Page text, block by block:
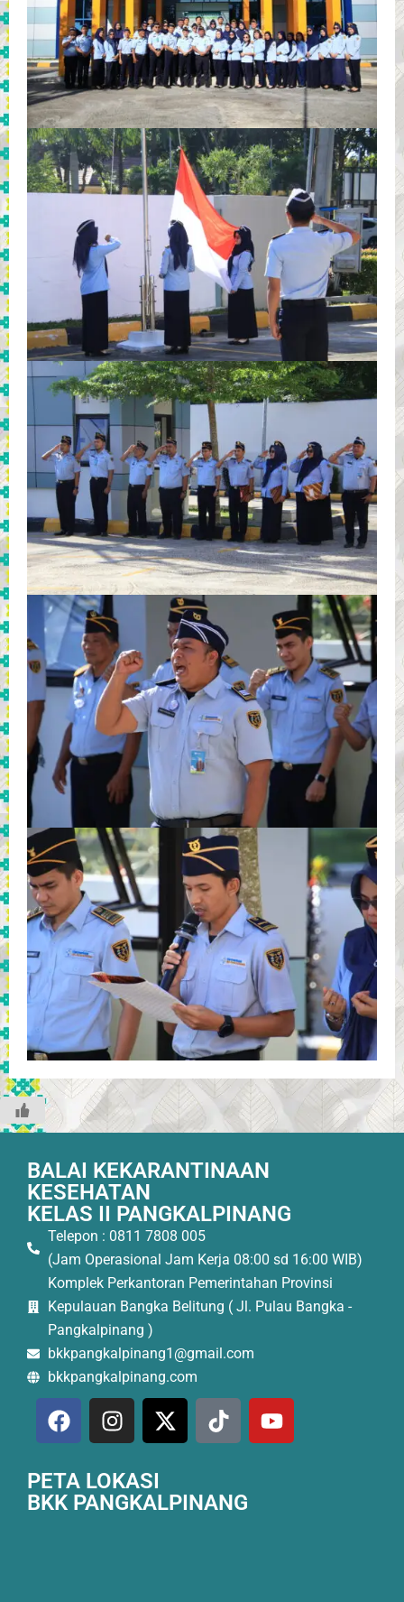
BALAI KEKARANTINAAN
KESEHATAN
KELAS II PANGKALPINANG
Telepon : 0811 7808 005
(Jam Operasional Jam Kerja 08:00 sd 16:00 WIB)
Komplek Perkantoran Pemerintahan Provinsi
Kepulauan Bangka Belitung ( Jl. Pulau Bangka -
Pangkalpinang )
bkkpangkalpinang1@gmail.com
bkkpangkalpinang.com
PETA LOKASI
BKK PANGKALPINANG